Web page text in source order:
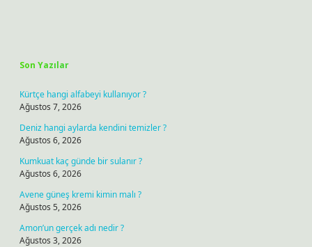
Son Yazılar
Kürtçe hangi alfabeyi kullanıyor ?
Ağustos 7, 2026
Deniz hangi aylarda kendini temizler ?
Ağustos 6, 2026
Kumkuat kaç günde bir sulanır ?
Ağustos 6, 2026
Avene güneş kremi kimin malı ?
Ağustos 5, 2026
Amon’un gerçek adı nedir ?
Ağustos 3, 2026